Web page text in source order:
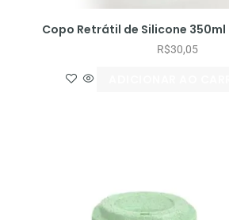
Copo Retrátil de Silicone
R$30,05